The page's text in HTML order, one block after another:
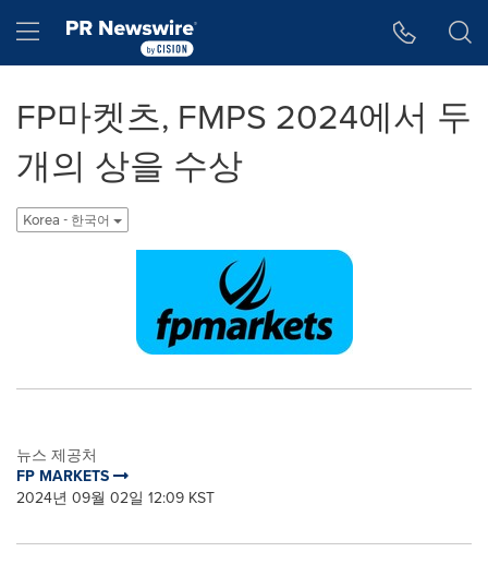
Hamburger menu
FP마켓츠, FMPS 2024에서 두
개의 상을 수상
Korea - 한국어
뉴스 제공처
FP MARKETS
2024년 09월 02일 12:09 KST